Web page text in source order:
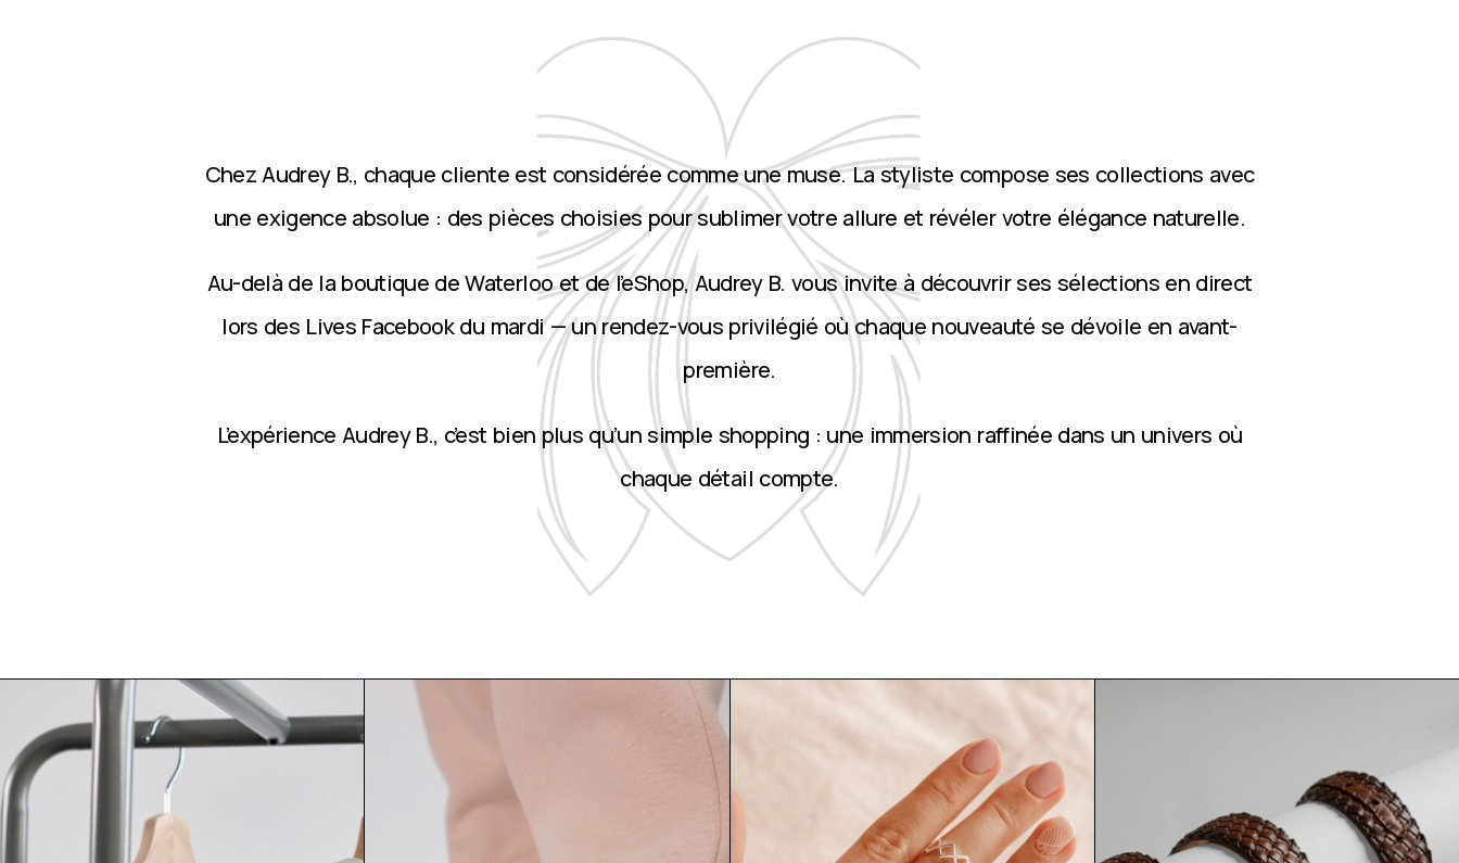
Chez Audrey B., chaque cliente est considérée comme une muse. La styliste compose ses collections avec
une exigence absolue : des pièces choisies pour sublimer votre allure et révéler votre élégance naturelle.
Au-delà de la boutique de Waterloo et de l’eShop, Audrey B. vous invite à découvrir ses sélections en direct
lors des Lives Facebook du mardi — un rendez-vous privilégié où chaque nouveauté se dévoile en avant-
première.
L’expérience Audrey B., c’est bien plus qu’un simple shopping : une immersion raffinée dans un univers où
chaque détail compte.